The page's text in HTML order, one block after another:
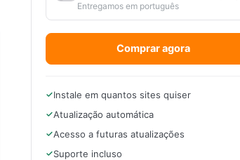
Entregamos em português
Comprar agora
Instale em quantos sites quiser
Atualização automática
Acesso a futuras atualizações
Suporte incluso